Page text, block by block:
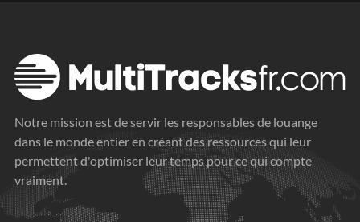
Notre mission est de servir les responsables de louange
dans le monde entier en créant des ressources qui leur
permettent d'optimiser leur temps pour ce qui compte
vraiment.